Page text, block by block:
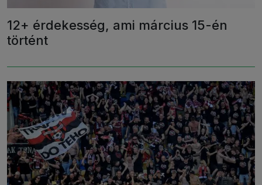
12+ érdekesség, ami március 15-én
történt